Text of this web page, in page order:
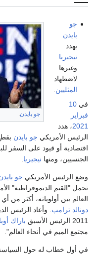
جو بايدن.
جو
بايدن
يهدد
نيجيريا
وغيرها
لاضطهاد
المثليين
في 10
فبراير
2021، هدد
الرئيس الأمريكي جو بايدن
اقتصادية أو قيود على السفر
الجنسيين، ومنها نيجيريا
وضع الرئيس الأمريكي جو
تحمل "القيم الديموقراطية"
العالم بين أولوياته، أكثر
دونالد ترامپ . وأعاد الرئيس
2011 الرئيس الأسبق
باراك
مجتمع الميم في أنحاء العالم".
في أول خطاب له حول